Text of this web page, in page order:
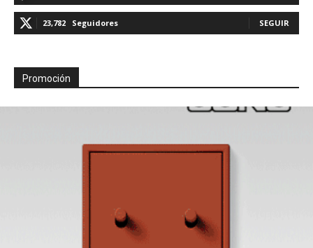
23,782 Seguidores SEGUIR
Promoción